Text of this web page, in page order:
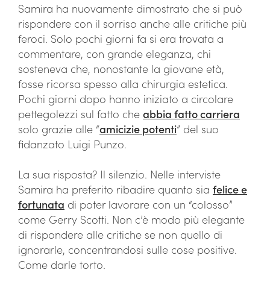
Samira ha nuovamente dimostrato che si può
rispondere con il sorriso anche alle critiche più
feroci. Solo pochi giorni fa si era trovata a
commentare, con grande eleganza, chi
sosteneva che, nonostante la giovane età,
fosse ricorsa spesso alla chirurgia estetica.
Pochi giorni dopo hanno iniziato a circolare
pettegolezzi sul fatto che abbia fatto carriera
solo grazie alle “amicizie potenti” del suo
fidanzato Luigi Punzo.
La sua risposta? Il silenzio. Nelle interviste
Samira ha preferito ribadire quanto sia felice e
fortunata di poter lavorare con un “colosso”
come Gerry Scotti. Non c’è modo più elegante
di rispondere alle critiche se non quello di
ignorarle, concentrandosi sulle cose positive.
Come darle torto.